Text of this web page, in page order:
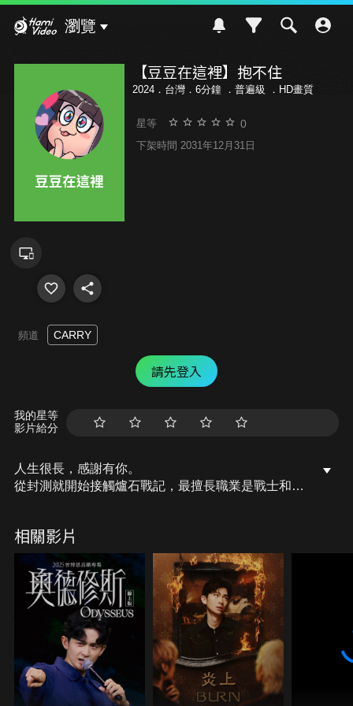
瀏覽
【豆豆在這裡】抱不住
2024．台灣．6分鐘 ． 普遍級 ．HD畫質
星等 0
下架時間 2031年12月31日
頻道 CARRY
請先登入
我的星等
影片給分
人生很長，感謝有你。
從封測就開始接觸爐石戰記，最擅長職業是戰士和牧
醒。
從陰暗幽霾的蛇界森林甦醒吧， 趁此良機，莫再猶
豫，恭請蛇界至尊雙飛寶典！
OSkomodo 還不一起加入蛇教跟著教主一起前進!
相關影片